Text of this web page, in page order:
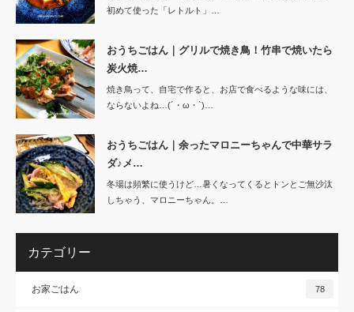
初めて使った「レトルト」…
おうちごはん｜グリルで焼き鳥！竹串で焼いたら
炭火焼…
焼き鳥って、自宅で作ると、お店で食べるような味には、
ならないよね…(´・ω・`)…
おうちごはん｜余ったマロニーちゃんで中華サラ
ダ♪メ…
冬場は頻繁に使うけど…暑くなってくるとトンとご無沙汰
しちゃう、マロニーちゃん。…
カテゴリー
お家ごはん 78